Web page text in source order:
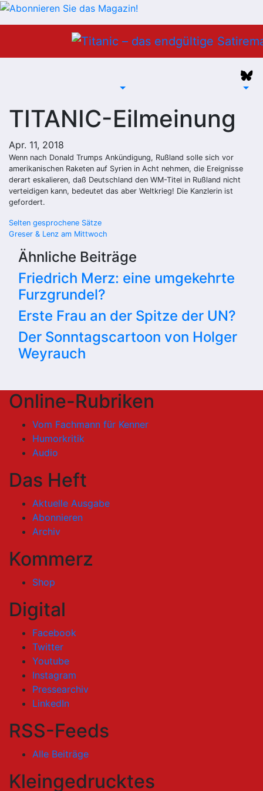
TITANIC-Eilmeinung
Apr. 11, 2018
Wenn nach Donald Trumps Ankündigung, Rußland solle sich vor
amerikanischen Raketen auf Syrien in Acht nehmen, die Ereignisse
derart eskalieren, daß Deutschland den WM-Titel in Rußland nicht
verteidigen kann, bedeutet das aber Weltkrieg! Die Kanzlerin ist
gefordert.
Beitragsnavigation
Selten gesprochene Sätze
Greser & Lenz am Mittwoch
Ähnliche Beiträge
Friedrich Merz: eine umgekehrte
Furzgrundel?
Erste Frau an der Spitze der UN?
Der Sonntagscartoon von Holger
Weyrauch
Online-Rubriken
Vom Fachmann für Kenner
Humorkritik
Audio
Das Heft
Aktuelle Ausgabe
Abonnieren
Archiv
Kommerz
Shop
Digital
Facebook
Twitter
Youtube
Instagram
Pressearchiv
LinkedIn
RSS-Feeds
Alle Beiträge
Kleingedrucktes